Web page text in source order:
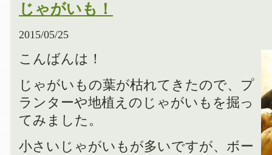
じゃがいも！
2015/05/25
こんばんは！
じゃがいもの葉が枯れてきたので、プ
ランターや地植えのじゃがいもを掘っ
てみました。
小さいじゃがいもが多いですが、ボー